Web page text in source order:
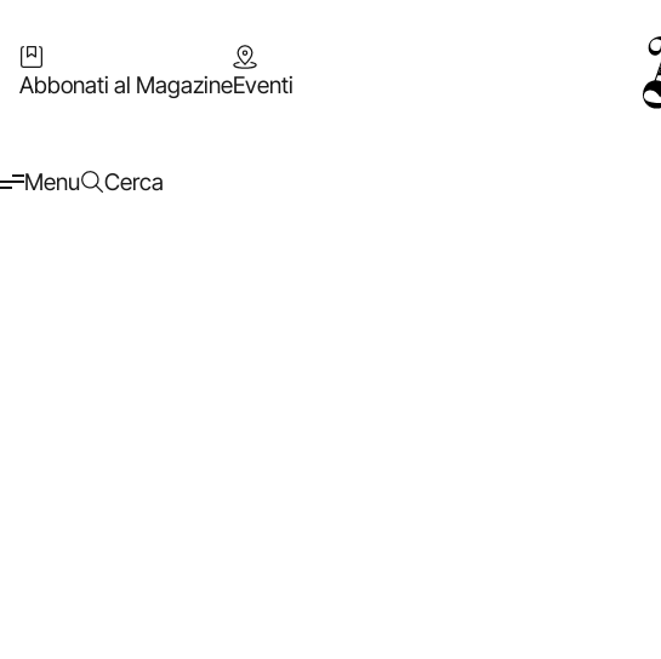
Abbonati al MagazineEventi
Menu Cerca